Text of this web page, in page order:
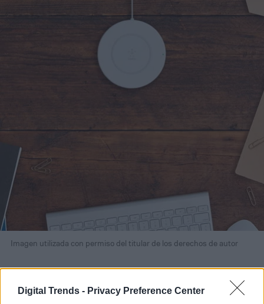
Digital Trends - Privacy Preference Center
Imagen utilizada con permiso del titular de los derechos de autor
Puedes crear tus propias reglas IFTTT
(conocidas en la plataforma como applets)